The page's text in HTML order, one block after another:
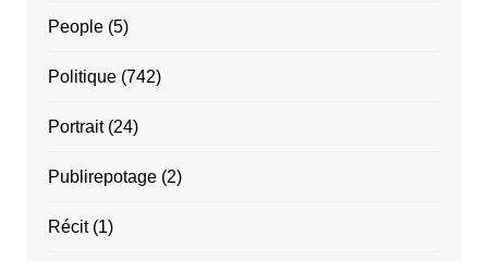
People(5)
Politique(742)
Portrait(24)
Publirepotage(2)
Récit(1)